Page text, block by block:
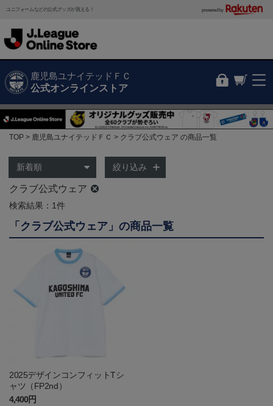
ユニフォームなどの公式グッズが買える！ powered by
鹿児島ユナイテッドＦＣ
公式オンラインストア
TOP 鹿児島ユナイテッドＦＣ クラブ公式ウェア の商品一覧
絞り込み
クラブ公式ウェア
検索結果：1件
「クラブ公式ウェア」の商品一覧
2025デザインコンフィットTシ
ャツ（FP2nd）
4,400円